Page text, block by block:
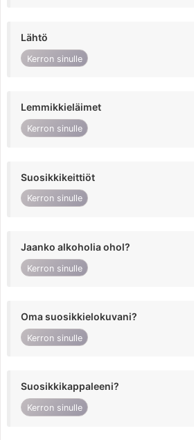
Lähtö
Kerron sinulle
Lemmikkieläimet
Kerron sinulle
Suosikkikeittiöt
Kerron sinulle
Jaanko alkoholia ohol?
Kerron sinulle
Oma suosikkielokuvani?
Kerron sinulle
Suosikkikappaleeni?
Kerron sinulle